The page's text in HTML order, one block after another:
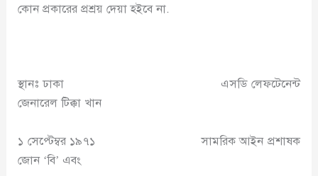
কোন প্রকারের প্রশ্রয় দেয়া হইবে না.
স্থানঃ ঢাকা এসডি লেফটেনেন্ট
জেনারেল টিক্কা খান
১ সেপ্টেম্বর ১৯৭১ সামরিক আইন প্রশাষক
জোন ‘বি’ এবং